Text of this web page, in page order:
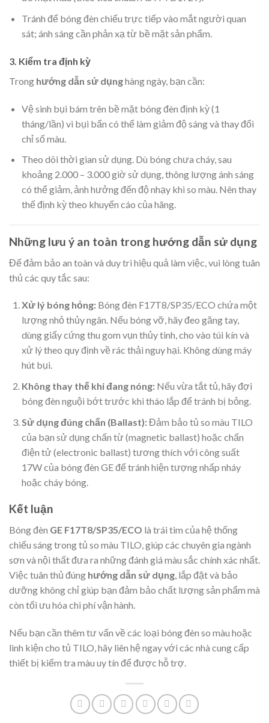
Tránh để bóng đèn chiếu trực tiếp vào mắt người quan
sát; ánh sáng cần phản xạ từ bề mặt sản phẩm.
3. Kiểm tra định kỳ
Trong hướng dẫn sử dụnghàng ngày, bạn cần:
Vệ sinh bụi bám trên bề mặt bóng đèn định kỳ (1
tháng/lần) vì bụi bẩn có thể làm giảm độ sáng và thay đổi
chỉ số màu.
Theo dõi thời gian sử dụng. Dù bóng chưa cháy, sau
khoảng 2.000 – 3.000 giờ sử dụng, thông lượng ánh sáng
có thể giảm, ảnh hưởng đến độ nhạy khi so màu. Nên thay
thế định kỳ theo khuyến cáo của hãng.
Những lưu ý an toàn trong hướng dẫn sử dụng
Để đảm bảo an toàn và duy trì hiệu quả làm việc, vui lòng tuân
thủ các quy tắc sau:
Xử lý bóng hỏng:Bóng đèn F17T8/SP35/ECO chứa một
lượng nhỏ thủy ngân. Nếu bóng vỡ, hãy đeo găng tay,
dùng giấy cứng thu gom vụn thủy tinh, cho vào túi kín và
xử lý theo quy định về rác thải nguy hại. Không dùng máy
hút bụi.
Không thay thế khi đang nóng:Nếu vừa tắt tủ, hãy đợi
bóng đèn nguội bớt trước khi tháo lắp để tránh bị bỏng.
Sử dụng đúng chấn (Ballast):Đảm bảo tủ so màu TILO
của bạn sử dụng chấn từ (magnetic ballast) hoặc chấn
điện tử (electronic ballast) tương thích với công suất
17W của bóng đèn GE để tránh hiện tượng nhấp nháy
hoặc cháy bóng.
Kết luận
Bóng đèn GE F17T8/SP35/ECO là trái tim của hệ thống
chiếu sáng trong tủ so màu TILO, giúp các chuyên gia ngành
sơn và nội thất đưa ra những đánh giá màu sắc chính xác nhất.
Việc tuân thủ đúng hướng dẫn sử dụng, lắp đặt và bảo
dưỡng không chỉ giúp bạn đảm bảo chất lượng sản phẩm mà
còn tối ưu hóa chi phí vận hành.
Nếu bạn cần thêm tư vấn về các loại bóng đèn so màu hoặc
linh kiện cho tủ TILO, hãy liên hệ ngay với các nhà cung cấp
thiết bị kiểm tra màu uy tín để được hỗ trợ.